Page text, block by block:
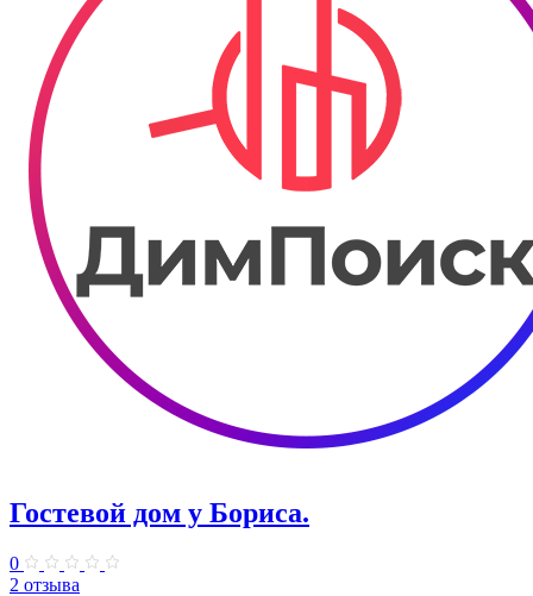
Гостевой дом у Бориса.
0
2 отзыва